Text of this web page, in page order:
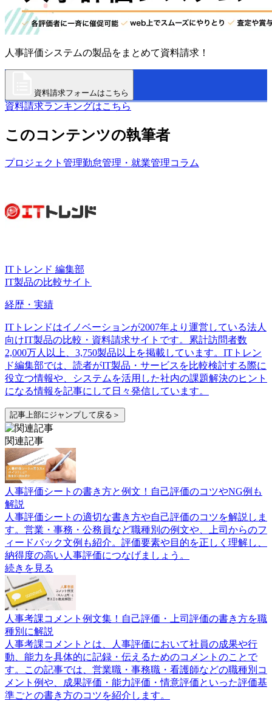
人事評価システムの製品をまとめて資料請求！
資料請求フォームはこちら
資料請求ランキングはこちら
このコンテンツの執筆者
プロジェクト管理勤怠管理・就業管理コラム
ITトレンド 編集部
IT製品の比較サイト
経歴・実績
ITトレンドはイノベーションが2007年より運営している法人
向けIT製品の比較・資料請求サイトです。累計訪問者数
2,000万人以上、3,750製品以上を掲載しています。ITトレン
ド編集部では、読者がIT製品・サービスを比較検討する際に
役立つ情報や、システムを活用した社内の課題解決のヒント
になる情報を記事にして日々発信しています。
記事上部にジャンプして戻る＞
関連記事
人事評価シートの書き方と例文！自己評価のコツやNG例も
解説
人事評価シートの適切な書き方や自己評価のコツを解説しま
す。営業・事務・公務員など職種別の例文や、上司からのフ
ィードバック文例も紹介。評価要素や目的を正しく理解し、
納得度の高い人事評価につなげましょう。
続きを見る
人事考課コメント例文集！自己評価・上司評価の書き方を職
種別に解説
人事考課コメントとは、人事評価において社員の成果や行
動、能力を具体的に記録・伝えるためのコメントのことで
す。この記事では、営業職・事務職・看護師などの職種別コ
メント例や、成果評価・能力評価・情意評価といった評価基
準ごとの書き方のコツを紹介します。